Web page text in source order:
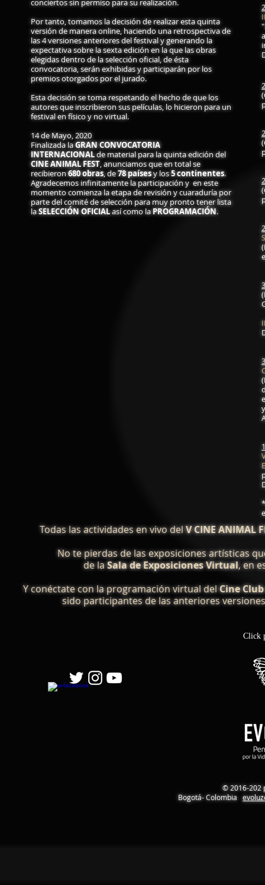
conciertos sin permiso para su realización.
Por tanto, tomamos la decisión de realizar esta quinta
versión de manera online, haciendo una retrospectiva de
las 4 versiones anteriores del festival y generando la
expectativa sobre la sexta edición en la que las obras
elegidas dentro de la selección oficial, de ésta
convocatoria, serán exhibidas y participarán por los
premios otorgados por el jurado.
Esta decisión se toma respetando el hecho de que los
autores que inscribieron sus películas, lo hicieron para un
festival en físico y no virtual.
14 de Mayo, 2020
Finalizada laGRAN CONVOCATORIA
INTERNACIONALde material para la quinta edición del
CINE ANIMAL FEST, anunciamos que en total se
recibieron680 obras, de78 paísesy los5 continentes.
Agradecemos infinitamente la participación y en este
momento comienza la etapa de revisión y cuaraduría por
parte del comité de selección para muy pronto tener lista
laSELECCIÓN OFICIALasí como laPROGRAMACIÓN.
Todas las actividades en vivo delV CINE ANIMAL
No te pierdas de las exposiciones artísticas
de laSala de Exposiciones Virtual, en
Y conéctate con la programación virtual delCine
sido participantes de las anteriores
Click
© 2016-202
Bogotá- Colombia